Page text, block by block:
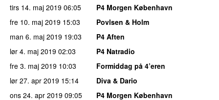
tirs 14. maj 2019 06:05
P4 Morgen København
fre 10. maj 2019 15:03
Povlsen & Holm
man 6. maj 2019 19:03
P4 Aften
lør 4. maj 2019 02:03
P4 Natradio
fre 3. maj 2019 10:03
Formiddag på 4’eren
lør 27. apr 2019 15:14
Diva & Dario
ons 24. apr 2019 09:05
P4 Morgen København